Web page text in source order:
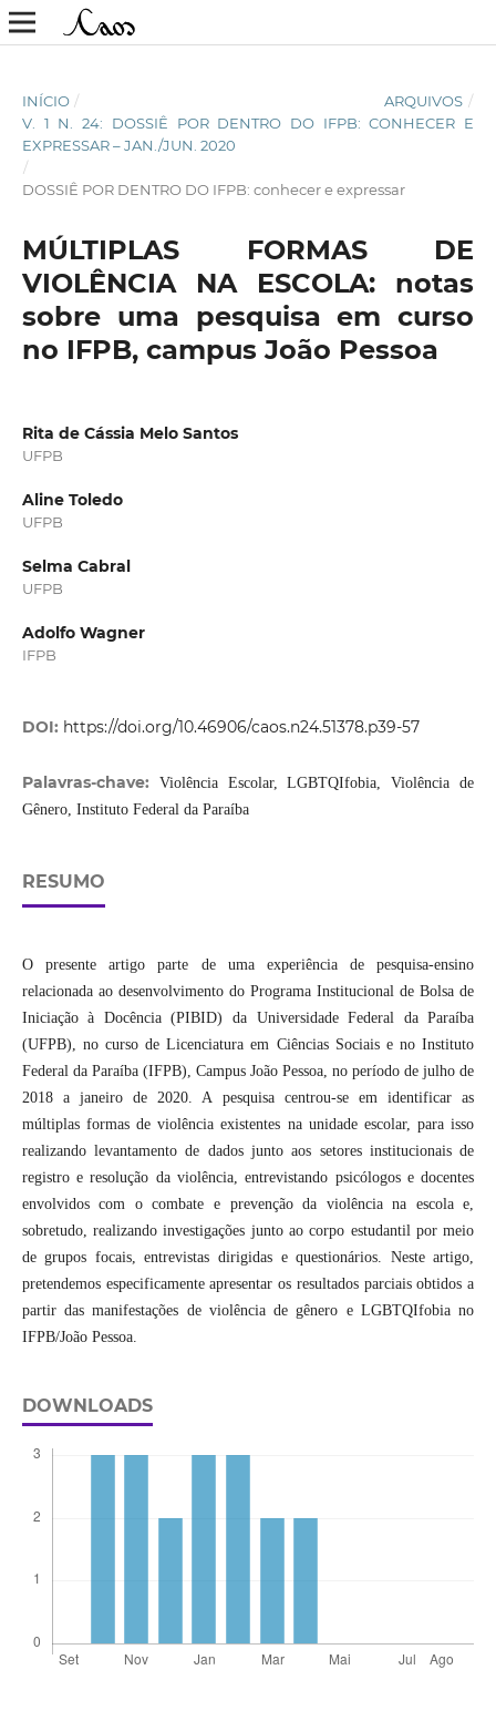
INÍCIO / ARQUIVOS /
V. 1 N. 24: DOSSIÊ POR DENTRO DO IFPB: CONHECER E
EXPRESSAR – JAN./JUN. 2020
/
DOSSIÊ POR DENTRO DO IFPB: conhecer e expressar
MÚLTIPLAS FORMAS DE
VIOLÊNCIA NA ESCOLA: notas
sobre uma pesquisa em curso
no IFPB, campus João Pessoa
Rita de Cássia Melo Santos
UFPB
Aline Toledo
UFPB
Selma Cabral
UFPB
Adolfo Wagner
IFPB
DOI: https://doi.org/10.46906/caos.n24.51378.p39-57
Palavras-chave:
Violência Escolar, LGBTQIfobia, Violência de
Gênero, Instituto Federal da Paraíba
RESUMO
O presente artigo parte de uma experiência de pesquisa-ensino
relacionada ao desenvolvimento do Programa Institucional de Bolsa de
Iniciação à Docência (PIBID) da Universidade Federal da Paraíba
(UFPB), no curso de Licenciatura em Ciências Sociais e no Instituto
Federal da Paraíba (IFPB), Campus João Pessoa, no período de julho de
2018 a janeiro de 2020. A pesquisa centrou-se em identificar as
múltiplas formas de violência existentes na unidade escolar, para isso
realizando levantamento de dados junto aos setores institucionais de
registro e resolução da violência, entrevistando psicólogos e docentes
envolvidos com o combate e prevenção da violência na escola e,
sobretudo, realizando investigações junto ao corpo estudantil por meio
de grupos focais, entrevistas dirigidas e questionários. Neste artigo,
pretendemos especificamente apresentar os resultados parciais obtidos a
partir das manifestações de violência de gênero e LGBTQIfobia no
IFPB/João Pessoa.
DOWNLOADS